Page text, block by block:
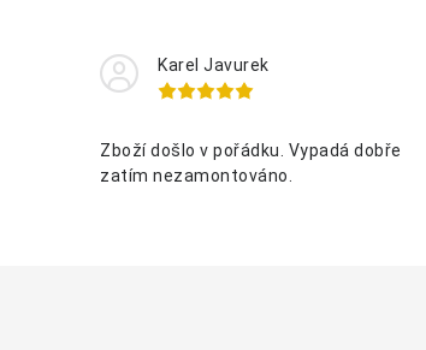
Karel Javurek
Zboží došlo v pořádku. Vypadá dobře
zatím nezamontováno.